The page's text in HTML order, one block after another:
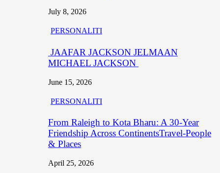
July 8, 2026
PERSONALITI
JAAFAR JACKSON JELMAAN
MICHAEL JACKSON
June 15, 2026
PERSONALITI
From Raleigh to Kota Bharu: A 30-Year
Friendship Across ContinentsTravel-People
& Places
April 25, 2026